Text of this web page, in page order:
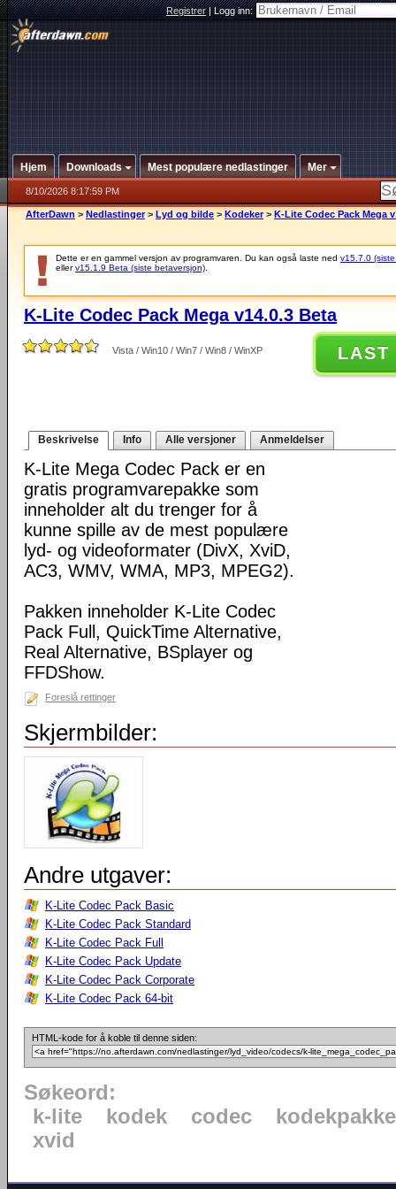
Registrer|Logg inn:
Hjem Downloads Mest populære nedlastinger Mer
8/10/2026 8:17:59 PM
AfterDawn > Nedlastinger > Lyd og bilde > Kodeker > K-Lite Codec Pack Mega
Dette er en gammel versjon av programvaren. Du kan også laste ned v15.7.0
ellerv15.1.9 Beta (siste betaversjon)
K-Lite Codec Pack Mega v14.0.3 Beta
Vista / Win10 / Win7 / Win8 / WinXP LAST
Beskrivelse Info Alle versjoner Anmeldelser
K-Lite Mega Codec Pack er en
gratis programvarepakke som
inneholder alt du trenger for å
kunne spille av de mest populære
lyd- og videoformater (DivX, XviD,
AC3, WMV, WMA, MP3, MPEG2).
Pakken inneholder K-Lite Codec
Pack Full, QuickTime Alternative,
Real Alternative, BSplayer og
FFDShow.
Foreslå rettinger
Skjermbilder:
Andre utgaver:
K-Lite Codec Pack Basic
K-Lite Codec Pack Standard
K-Lite Codec Pack Full
K-Lite Codec Pack Update
K-Lite Codec Pack Corporate
K-Lite Codec Pack 64-bit
HTML-kode for å koble til denne siden:
Søkeord:
k-lite
kodek codec
kodekpakke
xvid